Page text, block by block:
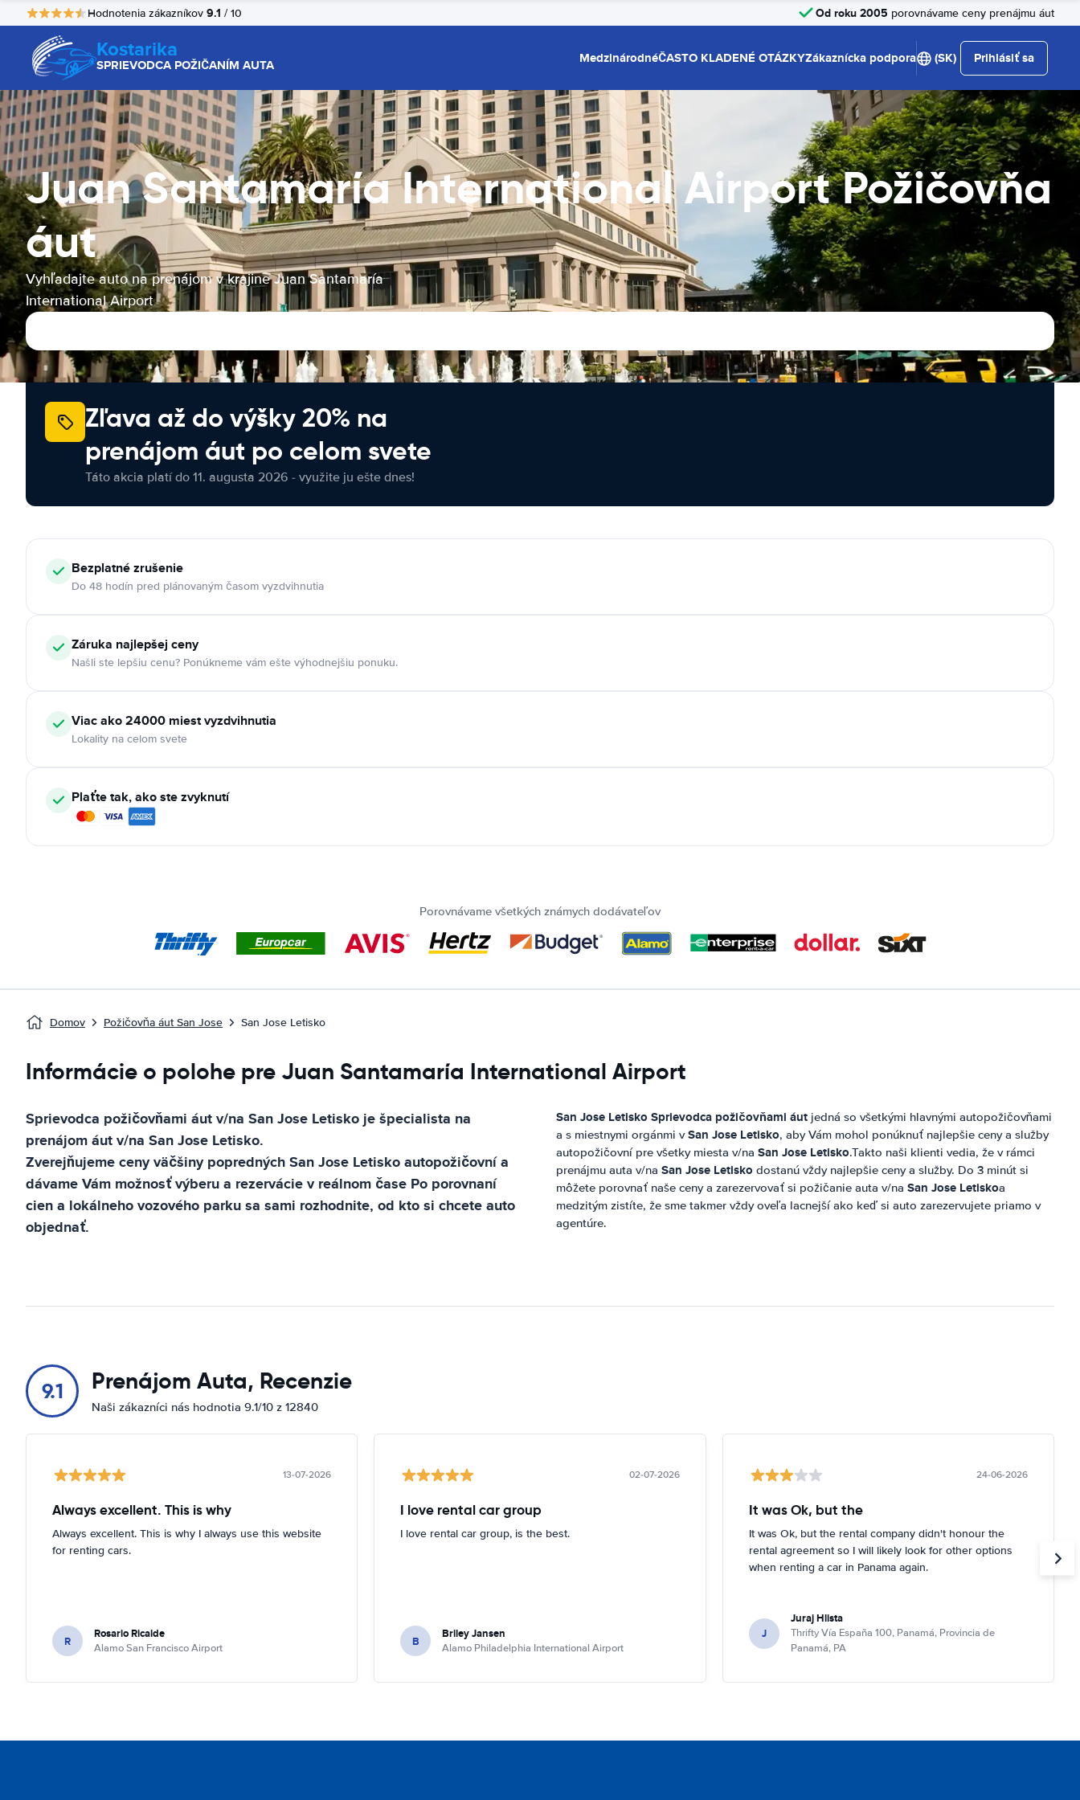
Hodnotenia zákazníkov 9.1 / 10 Od roku 2005 porovnávame ceny prenájmu áut
Kostarika
SPRIEVODCA POŽIČANÍM AUTA MedzinárodnéČASTO KLADENÉ OTÁZKYZákaznícka podpora (SK) Prihlásiť sa
Juan Santamaría International Airport Požičovňa
áut
Vyhľadajte auto na prenájom v krajine Juan Santamaría
International Airport
Zľava až do výšky 20% na
prenájom áut po celom svete
Táto akcia platí do 11. augusta 2026 - využite ju ešte dnes!
Bezplatné zrušenie
Do 48 hodín pred plánovaným časom vyzdvihnutia
Záruka najlepšej ceny
Našli ste lepšiu cenu? Ponúkneme vám ešte výhodnejšiu ponuku.
Viac ako 24000 miest vyzdvihnutia
Lokality na celom svete
Plaťte tak, ako ste zvyknutí
Porovnávame všetkých známych dodávateľov
Domov Požičovňa áut San Jose San Jose Letisko
Informácie o polohe pre Juan Santamaría International Airport
Sprievodca požičovňami áut v/na San Jose Letisko je špecialista na
prenájom áut v/na San Jose Letisko.
Zverejňujeme ceny väčšiny poprednýchSan Jose Letiskoautopožičovní a
dávame Vám možnosť výberu a rezervácie v reálnom čase Po porovnaní
cien a lokálneho vozového parku sa sami rozhodnite, od kto si chcete auto
objednať.
San Jose Letisko Sprievodca požičovňami áut jedná so všetkými hlavnými autopožičovňami
a s miestnymi orgánmi vSan Jose Letisko, aby Vám mohol ponúknuť najlepšie ceny a služby
autopožičovní pre všetky miesta v/na San Jose Letisko.Takto naši klienti vedia, že v rámci
prenájmu auta v/na San Jose Letisko dostanú vždy najlepšie ceny a služby. Do 3 minút si
môžete porovnať naše ceny a zarezervovať si požičanie auta v/na San Jose Letiskoa
medzitým zistíte, že sme takmer vždy oveľa lacnejší ako keď si auto zarezervujete priamo v
agentúre.
9.1 Prenájom Auta, Recenzie
Naši zákazníci nás hodnotia 9.1/10 z 12840
13-07-2026
Always excellent. This is why
Always excellent. This is why I always use this website
for renting cars.
R Rosario Ricalde
Alamo San Francisco Airport
02-07-2026
I love rental car group
I love rental car group, is the best.
B Briley Jansen
Alamo Philadelphia International Airport
24-06-2026
It was Ok, but the
It was Ok, but the rental company didn't honour the
rental agreement so I will likely look for other options
when renting a car in Panama again.
J
Juraj Hlista
Thrifty Vía España 100, Panamá, Provincia de
Panamá, PA